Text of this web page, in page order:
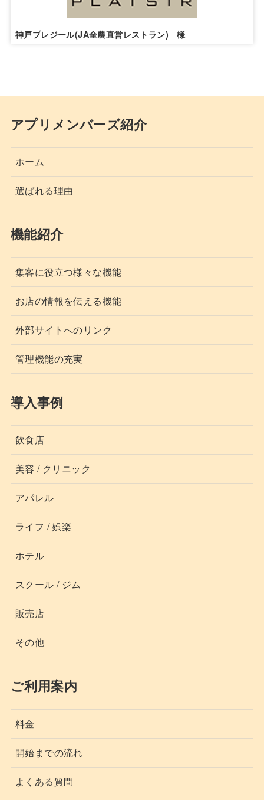
神戸プレジール(JA全農直営レストラン) 様
アプリメンバーズ紹介
ホーム
選ばれる理由
機能紹介
集客に役立つ様々な機能
お店の情報を伝える機能
外部サイトへのリンク
管理機能の充実
導入事例
飲食店
美容 / クリニック
アパレル
ライフ / 娯楽
ホテル
スクール / ジム
販売店
その他
ご利用案内
料金
開始までの流れ
よくある質問